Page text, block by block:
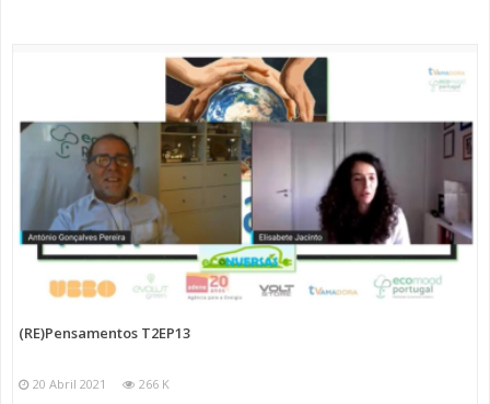
(RE)Pensamentos T2EP13
20 Abril 2021 266 K